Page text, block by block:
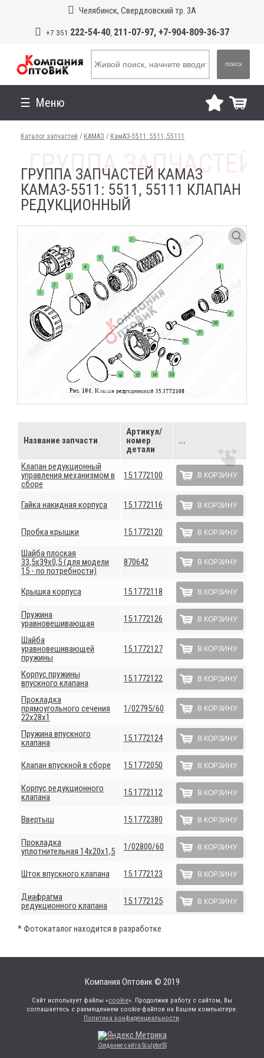
Челябинск, Свердловский тр. 3А
+7 351 222-54-40, 211-07-97, +7-904-809-36-37
ПОИСК
Меню
Каталог запчастей / КАМАЗ / КамАЗ-5511: 5511, 55111
ГРУППА ЗАПЧАСТЕЙ КАМАЗ
КАМАЗ-5511: 5511, 55111 КЛАПАН
РЕДУКЦИОННЫЙ
Название запчасти
Артикул/
номер
детали
...
Клапан редукционный
управления механизмом в
сборе
15.1772100 В КОРЗИНУ
Гайка накидная корпуса 15.1772116 В КОРЗИНУ
Пробка крышки 15.1772120 В КОРЗИНУ
Шайба плоская
33,5х39х0,5 (для модели
15 - по потребности)
870642 В КОРЗИНУ
Крышка корпуса 15.1772118 В КОРЗИНУ
Пружина
уравновешивающая
15.1772126 В КОРЗИНУ
Шайба
уравновешивающей
пружины
15.1772127 В КОРЗИНУ
Корпус пружины
впускного клапана
15.1772122 В КОРЗИНУ
Прокладка
прямоугольного сечения
22х28х1
1/02795/60 В КОРЗИНУ
Пружина впускного
клапана
15.1772124 В КОРЗИНУ
Клапан впускной в сборе 15.1772050 В КОРЗИНУ
Корпус редукционного
клапана
15.1772112 В КОРЗИНУ
Ввертыш 15.1772380 В КОРЗИНУ
Прокладка
уплотнительная 14х20х1,5
1/02800/60 В КОРЗИНУ
Шток впускного клапана 15.1772123 В КОРЗИНУ
Диафрагма
редукционного клапана
15.1772125 В КОРЗИНУ
* Фотокаталог находится в разработке
Компания Оптовик © 2019
Сайт использует файлы «cookie». Продолжив работу с сайтом, Вы
соглашаетесь с размещением cookie-файлов на Вашем компьютере.
Политика конфиденциальности.
Создание сайта SculptorSS